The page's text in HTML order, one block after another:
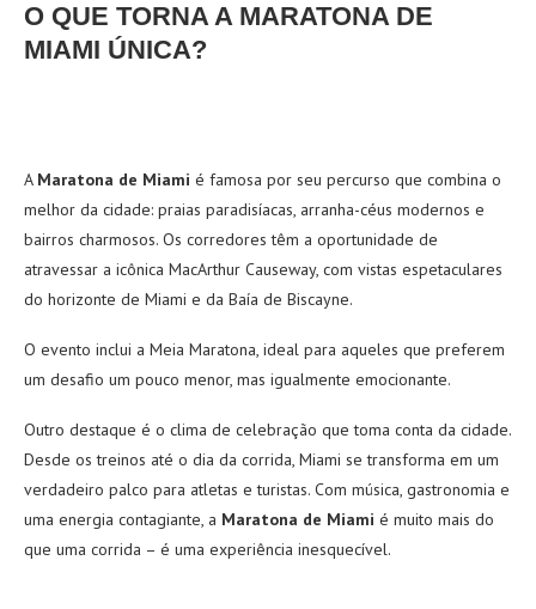
O QUE TORNA A MARATONA DE
MIAMI ÚNICA?
A Maratona de Miami é famosa por seu percurso que combina o
melhor da cidade: praias paradisíacas, arranha-céus modernos e
bairros charmosos. Os corredores têm a oportunidade de
atravessar a icônica MacArthur Causeway, com vistas espetaculares
do horizonte de Miami e da Baía de Biscayne.
O evento inclui a Meia Maratona, ideal para aqueles que preferem
um desafio um pouco menor, mas igualmente emocionante.
Outro destaque é o clima de celebração que toma conta da cidade.
Desde os treinos até o dia da corrida, Miami se transforma em um
verdadeiro palco para atletas e turistas. Com música, gastronomia e
uma energia contagiante, a Maratona de Miami é muito mais do
que uma corrida – é uma experiência inesquecível.